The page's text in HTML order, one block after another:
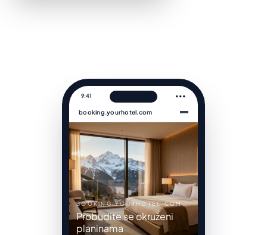
9:41 •••
booking.yourhotel.com
BOOKING.YOURHOTEL.COM
Probudite se okruženi
planinama